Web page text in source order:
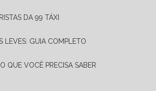
DA 99 TÁXI
LEVES: GUIA COMPLETO
QUE VOCÊ PRECISA SABER